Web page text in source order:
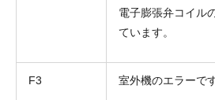
電子膨張弁コイル
ています。
F3 室外機のエラーで
送信する